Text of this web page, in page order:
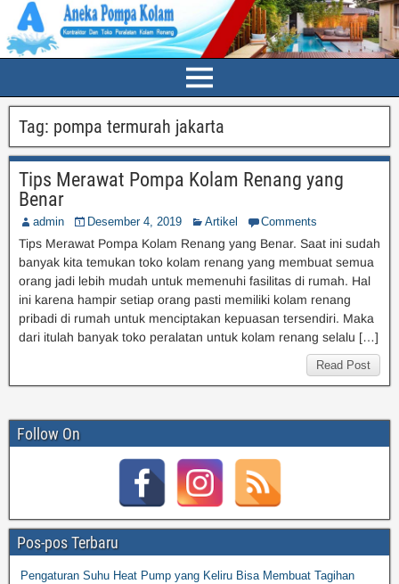
Tag: pompa termurah jakarta
Tips Merawat Pompa Kolam Renang yang
Benar
admin Desember 4, 2019 Artikel Comments
Tips Merawat Pompa Kolam Renang yang Benar. Saat ini sudah
banyak kita temukan toko kolam renang yang membuat semua
orang jadi lebih mudah untuk memenuhi fasilitas di rumah. Hal
ini karena hampir setiap orang pasti memiliki kolam renang
pribadi di rumah untuk menciptakan kepuasan tersendiri. Maka
dari itulah banyak toko peralatan untuk kolam renang selalu […]
Read Post
Follow On
Pos-pos Terbaru
Pengaturan Suhu Heat Pump yang Keliru Bisa Membuat Tagihan